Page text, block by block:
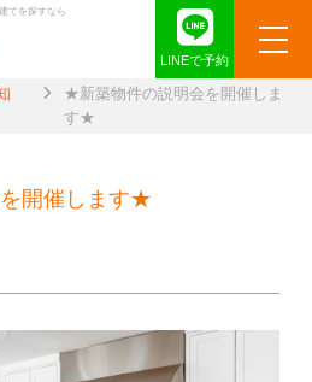
てを探すなら
LINEで予約
★新築物件の説明会を開催しま
す★
開催します★